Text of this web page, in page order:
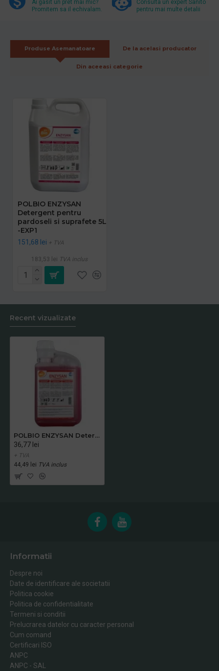
Ai gasit un pret mai mic?
Promitem sa il echivalam.
Consulta un expert Sanito
pentru mai multe detalii
Produse Asemanatoare De la acelasi producator
Din aceeasi categorie
POLBIO ENZYSAN
Detergent pentru
pardoseli si suprafete 5L
-EXP1
151,68 lei + TVA
183,53 lei TVA inclus
Recent vizualizate
POLBIO ENZYSAN Detergent pentru pardoseli si suprafete 1L
36,77 lei
+ TVA
44,49 lei TVA inclus
Informatii
Despre noi
Date de identificare ale societatii
Politica cookie
Politica de confidentialitate
Termeni si conditii
Prelucrarea datelor cu caracter personal
Cum comand
Certificari ISO
ANPC
ANPC - SAL